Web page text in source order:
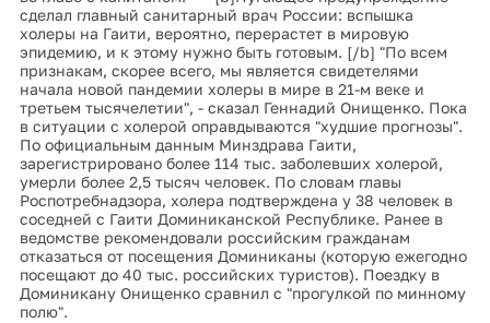
сделал главный санитарный врач России: вспышка
холеры на Гаити, вероятно, перерастет в мировую
эпидемию, и к этому нужно быть готовым. [/b] "По всем
признакам, скорее всего, мы является свидетелями
начала новой пандемии холеры в мире в 21-м веке и
третьем тысячелетии", - сказал Геннадий Онищенко. Пока
в ситуации с холерой оправдываются "худшие прогнозы".
По официальным данным Минздрава Гаити,
зарегистрировано более 114 тыс. заболевших холерой,
умерли более 2,5 тысяч человек. По словам главы
Роспотребнадзора, холера подтверждена у 38 человек в
соседней с Гаити Доминиканской Республике. Ранее в
ведомстве рекомендовали российским гражданам
отказаться от посещения Доминиканы (которую ежегодно
посещают до 40 тыс. российских туристов). Поездку в
Доминикану Онищенко сравнил с "прогулкой по минному
полю".